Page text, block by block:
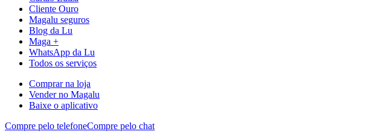
Cliente Ouro
Magalu seguros
Blog da Lu
Maga +
WhatsApp da Lu
Todos os serviços
Comprar na loja
Vender no Magalu
Baixe o aplicativo
Compre pelo telefoneCompre pelo chat